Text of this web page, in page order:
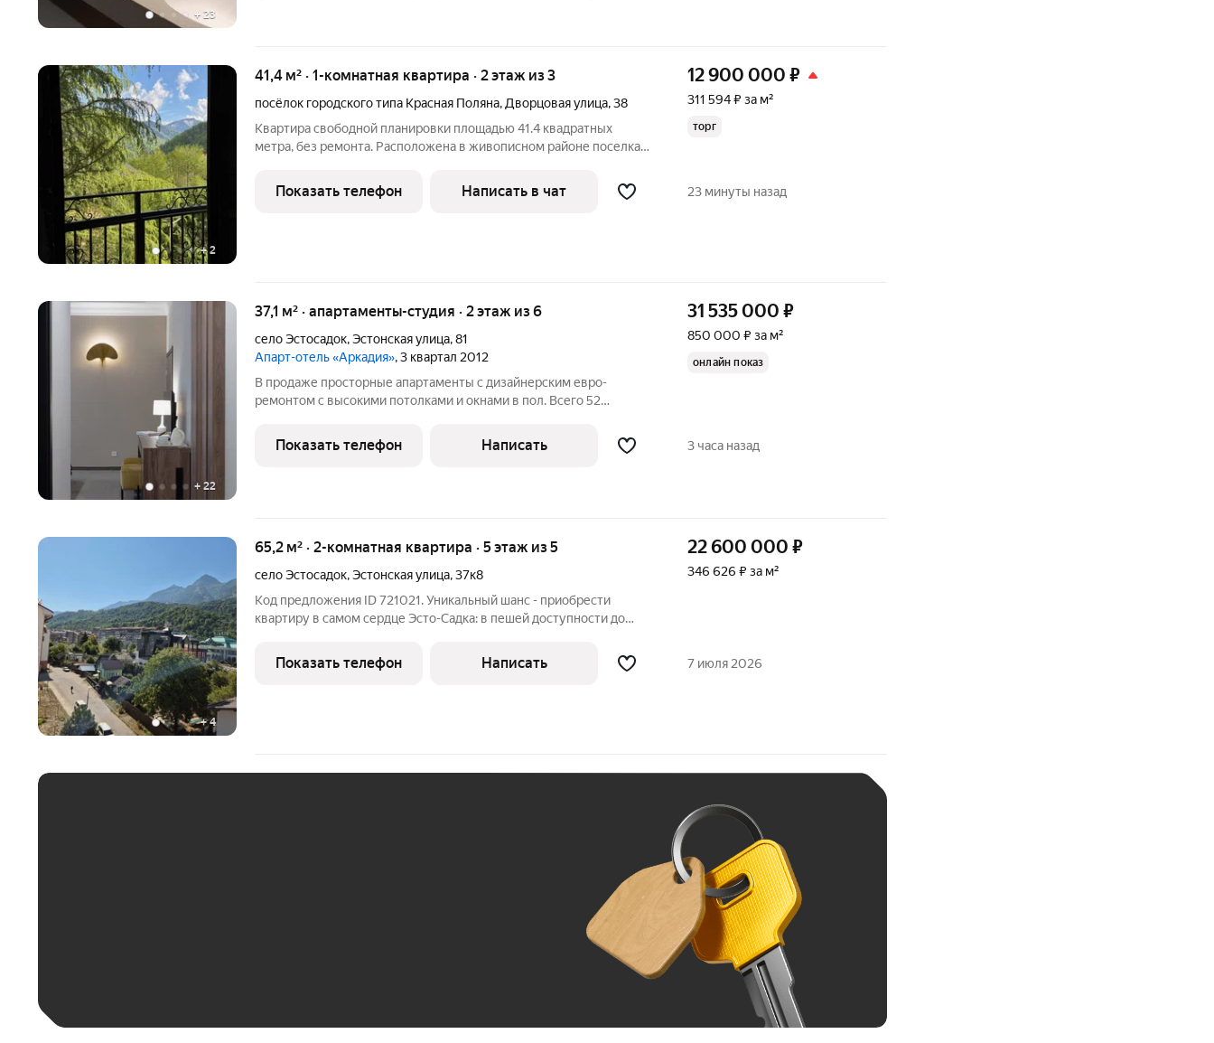
+ 23
+2
41,4 м² · 1-комнатная квартира · 2 этаж из 3
посёлок городского типа Красная Поляна, Дворцовая улица,38
Квартира свободной планировки площадью 41.4 квадратных
метра, без ремонта. Расположена в живописном районе поселка
течет ручей! Я - непосредственный собственник. Документы
готовы к сделке,
12 900 000 ₽
311 594 ₽ за м²
торг
Показать телефон Написать в чат 23 минуты назад
+ 22
37,1 м² · апартаменты-студия · 2 этаж из 6
село Эстосадок,Эстонская улица,81
Апарт-отель «Аркадия», 3 квартал 2012
В продаже просторные апартаменты с дизайнерским евро-
ремонтом с высокими потолками и окнами в пол. Всего 52
приобретение может использоваться для пассивного дохода.
Апартаменты сдаются в аренду
31 535 000 ₽
850 000 ₽ за м²
онлайн показ
Показать телефон Написать 3 часа назад
+4
65,2 м² · 2-комнатная квартира · 5 этаж из 5
село Эстосадок,Эстонская улица,37к8
Код предложения ID 721021. Уникальный шанс - приобрести
квартиру в самом сердце Эсто-Садка: в пешей доступности до
ресторанов и кафе, магазинов и зон отдыха. Во дворе дома вы
можете оставить ваш
22 600 000 ₽
346 626 ₽ за м²
Показать телефон Написать 7 июля 2026